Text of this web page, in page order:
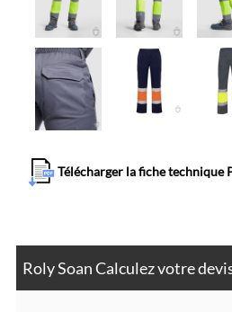
Télécharger la fiche technique
Roly Soan Calculez votre